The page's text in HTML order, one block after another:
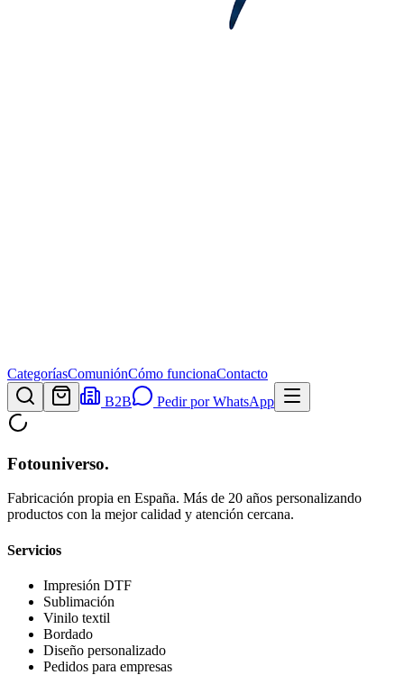
CategoríasComuniónCómo funcionaContacto
B2B
Pedir por WhatsApp
Fotouniverso.
Fabricación propia en España. Más de 20 años personalizando
productos con la mejor calidad y atención cercana.
Servicios
Impresión DTF
Sublimación
Vinilo textil
Bordado
Diseño personalizado
Pedidos para empresas